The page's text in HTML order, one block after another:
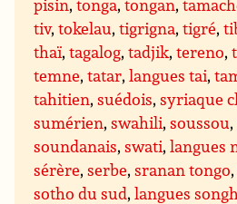
pisin,tonga,tongan,
tiv,tokelau,tigrigna,tigré,
thaï,tagalog,tadjik,tereno,
temne,tatar,langues tai,
tahitien,suédois,syriaque
sumérien,swahili,soussou,
soundanais,swati,langues
sérère,serbe,sranan tongo
sotho du sud,langues